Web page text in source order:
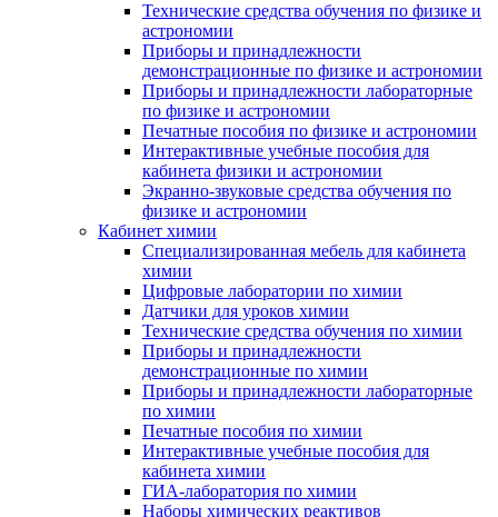
Технические средства обучения по физике и
астрономии
Приборы и принадлежности
демонстрационные по физике и астрономии
Приборы и принадлежности лабораторные
по физике и астрономии
Печатные пособия по физике и астрономии
Интерактивные учебные пособия для
кабинета физики и астрономии
Экранно-звуковые средства обучения по
физике и астрономии
Кабинет химии
Специализированная мебель для кабинета
химии
Цифровые лаборатории по химии
Датчики для уроков химии
Технические средства обучения по химии
Приборы и принадлежности
демонстрационные по химии
Приборы и принадлежности лабораторные
по химии
Печатные пособия по химии
Интерактивные учебные пособия для
кабинета химии
ГИА-лаборатория по химии
Наборы химических реактивов